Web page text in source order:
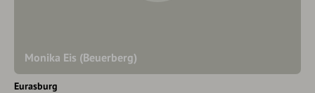
Monika Eis (Beuerberg)
Eurasburg